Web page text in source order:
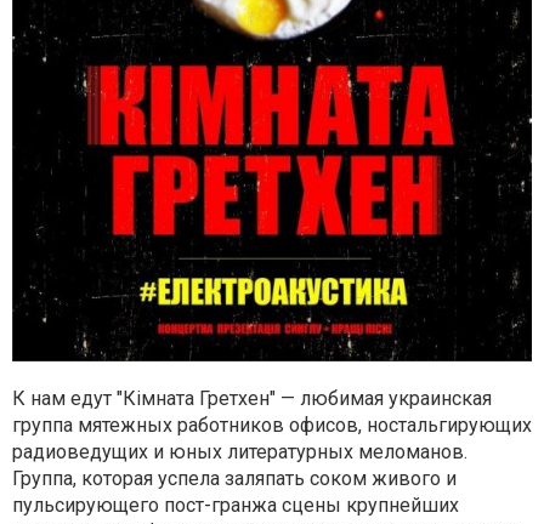
К нам едут "Кімната Гретхен" — любимая украинская
группа мятежных работников офисов, ностальгирующих
радиоведущих и юных литературных меломанов.
Группа, которая успела заляпать соком живого и
пульсирующего пост-гранжа сцены крупнейших